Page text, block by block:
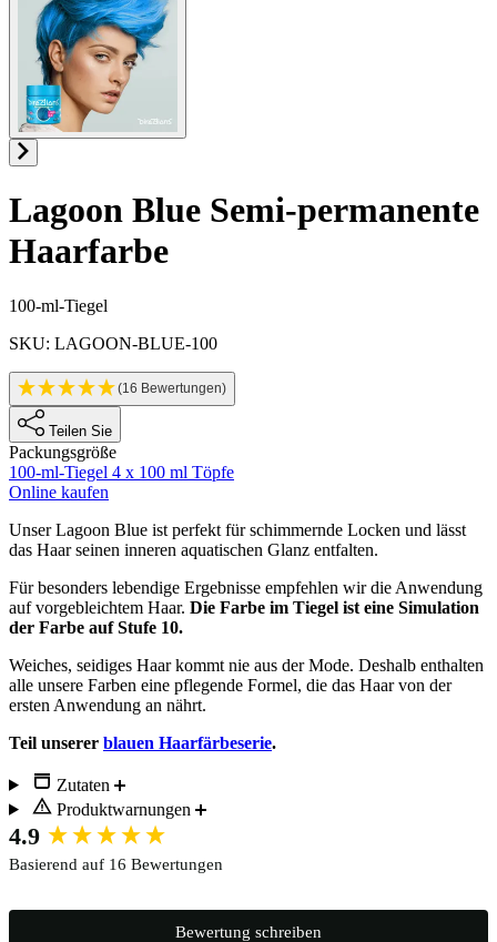
Lagoon Blue Semi-permanente
Haarfarbe
Produktinformationen
100-ml-Tiegel
SKU: LAGOON-BLUE-100
(16 Bewertungen)
Teilen Sie
Packungsgröße
100-ml-Tiegel 4 x 100 ml Töpfe
Online kaufen
Description
Unser Lagoon Blue ist perfekt für schimmernde Locken und lässt
das Haar seinen inneren aquatischen Glanz entfalten.
Für besonders lebendige Ergebnisse empfehlen wir die Anwendung
auf vorgebleichtem Haar. Die Farbe im Tiegel ist eine Simulation
der Farbe auf Stufe 10.
Weiches, seidiges Haar kommt nie aus der Mode. Deshalb enthalten
alle unsere Farben eine pflegende Formel, die das Haar von der
ersten Anwendung an nährt.
Teil unserer blauen Haarfärbeserie.
Zutaten
Produktwarnungen
4.9
Basierend auf 16 Bewertungen
Bewertung schreiben
New content loaded